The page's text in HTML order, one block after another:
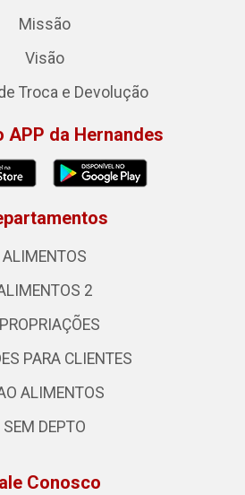
Missão
Visão
Troca e Devolução
APP da Hernandes
ALIMENTOS
2
PARA CLIENTES
ALIMENTOS
SEM DEPTO
Conosco